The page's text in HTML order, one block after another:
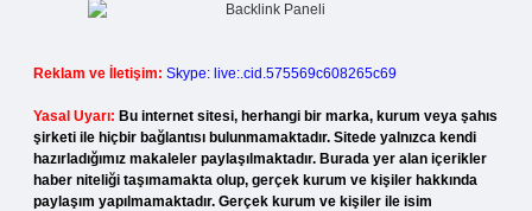
Reklam ve İletişim: Skype: live:.cid.575569c608265c69
Yasal Uyarı: Bu internet sitesi, herhangi bir marka, kurum veya şahıs
şirketi ile hiçbir bağlantısı bulunmamaktadır. Sitede yalnızca kendi
hazırladığımız makaleler paylaşılmaktadır. Burada yer alan içerikler
haber niteliği taşımamakta olup, gerçek kurum ve kişiler hakkında
paylaşım yapılmamaktadır. Gerçek kurum ve kişiler ile isim